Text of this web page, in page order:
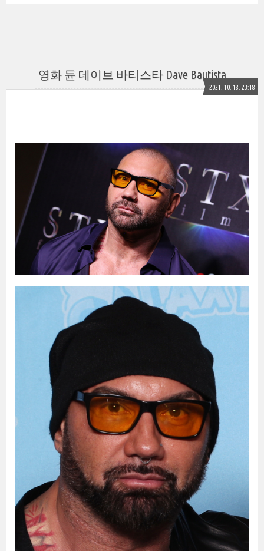
영화 듄 데이브 바티스타 Dave Bautista
2021. 10. 18. 23:18